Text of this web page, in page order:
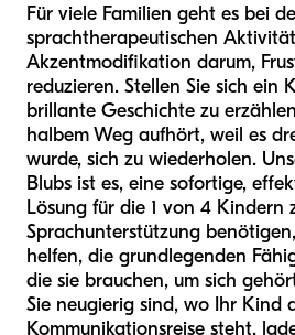
Für viele Familien geht es bei
sprachtherapeutischen
Akzentmodifikation darum,
reduzieren. Stellen Sie sich ein
brillante Geschichte zu
halbem Weg aufhört, weil es
wurde, sich zu wiederholen.
Blubs ist es, eine sofortige,
Lösung für die 1 von 4 Kindern
Sprachunterstützung
helfen, die grundlegenden
die sie brauchen, um sich
Sie neugierig sind, wo Ihr Kind
Kommunikationsreise steht,